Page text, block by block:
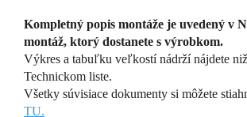
Kompletný popis montáže je uvedený v
montáž, ktorý dostanete s výrobkom.
Výkres a tabuľku veľkostí nádrží nájdete
Technickom liste.
Všetky súvisiace dokumenty si môžete
TU.